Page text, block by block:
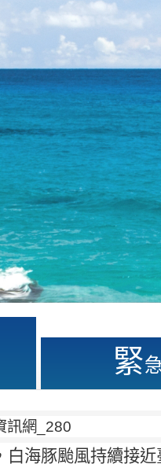
緊
海豚颱風持續接